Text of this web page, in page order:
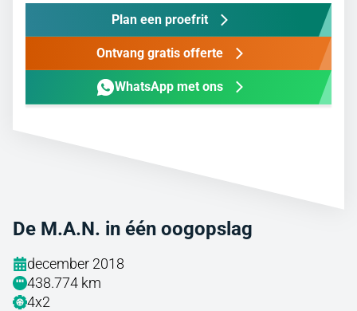
De M.A.N. in één oogopslag
december 2018
438.774 km
4x2
Plan een proefrit
Ontvang gratis offerte
WhatsApp met ons